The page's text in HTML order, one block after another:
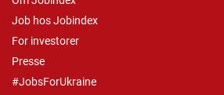
Job hos Jobindex
For investorer
Presse
#JobsForUkraine